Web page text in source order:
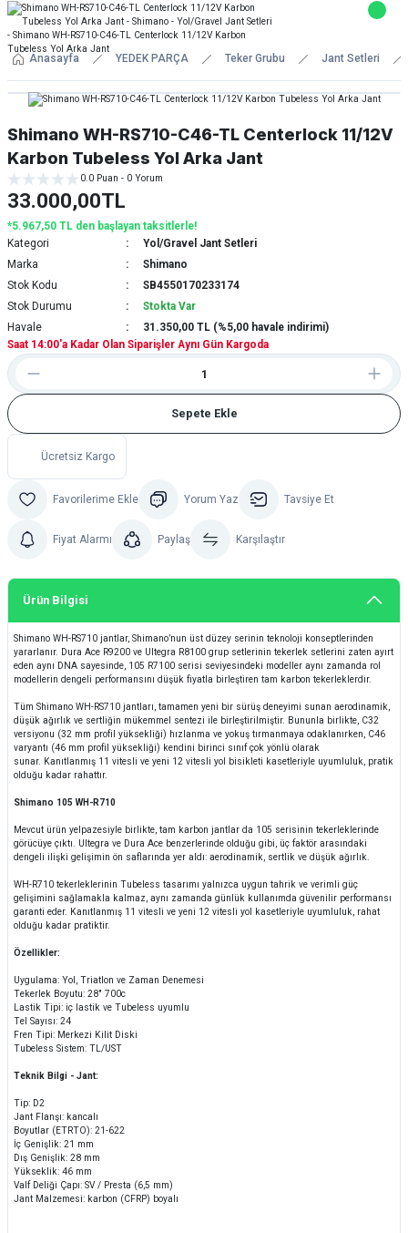
Anasayfa YEDEK PARÇA Teker Grubu Jant Setleri
Shimano WH-RS710-C46-TL Centerlock 11/12V
Karbon Tubeless Yol Arka Jant
0.0 Puan - 0 Yorum
33.000,00TL
*5.967,50 TL den başlayan taksitlerle!
Kategori
Yol/Gravel Jant Setleri
Marka
Shimano
Stok Kodu
SB4550170233174
Stok Durumu
Stokta Var
Havale
31.350,00 TL (%5,00 havale indirimi)
Saat 14:00'a Kadar Olan Siparişler Aynı Gün Kargoda
Sepete Ekle
Ücretsiz Kargo
Yorum Yaz Tavsiye Et
Fiyat Alarmı Paylaş Karşılaştır
Ürün Bilgisi
Shimano WH-RS710 jantlar, Shimano’nun üst düzey serinin teknoloji konseptlerinden
yararlanır. Dura Ace R9200 ve Ultegra R8100 grup setlerinin tekerlek setlerini zaten ayırt
eden aynı DNA sayesinde, 105 R7100 serisi seviyesindeki modeller aynı zamanda rol
modellerin dengeli performansını düşük fiyatla birleştiren tam karbon tekerleklerdir.
Tüm Shimano WH-RS710 jantları, tamamen yeni bir sürüş deneyimi sunan aerodinamik,
düşük ağırlık ve sertliğin mükemmel sentezi ile birleştirilmiştir. Bununla birlikte, C32
versiyonu (32 mm profil yüksekliği) hızlanma ve yokuş tırmanmaya odaklanırken, C46
varyantı (46 mm profil yüksekliği) kendini birinci sınıf çok yönlü olarak
sunar. Kanıtlanmış 11 vitesli ve yeni 12 vitesli yol bisikleti kasetleriyle uyumluluk, pratik
olduğu kadar rahattır.
Shimano 105 WH-R710
Mevcut ürün yelpazesiyle birlikte, tam karbon jantlar da 105 serisinin tekerleklerinde
görücüye çıktı. Ultegra ve Dura Ace benzerlerinde olduğu gibi, üç faktör arasındaki
dengeli ilişki gelişimin ön saflarında yer aldı: aerodinamik, sertlik ve düşük ağırlık.
WH-R710 tekerleklerinin Tubeless tasarımı yalnızca uygun tahrik ve verimli güç
gelişimini sağlamakla kalmaz, aynı zamanda günlük kullanımda güvenilir performansı
garanti eder. Kanıtlanmış 11 vitesli ve yeni 12 vitesli yol kasetleriyle uyumluluk, rahat
olduğu kadar pratiktir.
Özellikler:
Uygulama: Yol, Triatlon ve Zaman Denemesi
Tekerlek Boyutu: 28" 700c
Lastik Tipi: iç lastik ve Tubeless uyumlu
Tel Sayısı: 24
Fren Tipi: Merkezi Kilit Diski
Tubeless Sistem: TL/UST
Teknik Bilgi - Jant:
Tip: D2
Jant Flanşı: kancalı
Boyutlar (ETRTO): 21-622
İç Genişlik: 21 mm
Dış Genişlik: 28 mm
Yükseklik: 46 mm
Valf Deliği Çapı: SV / Presta (6,5 mm)
Jant Malzemesi: karbon (CFRP) boyalı